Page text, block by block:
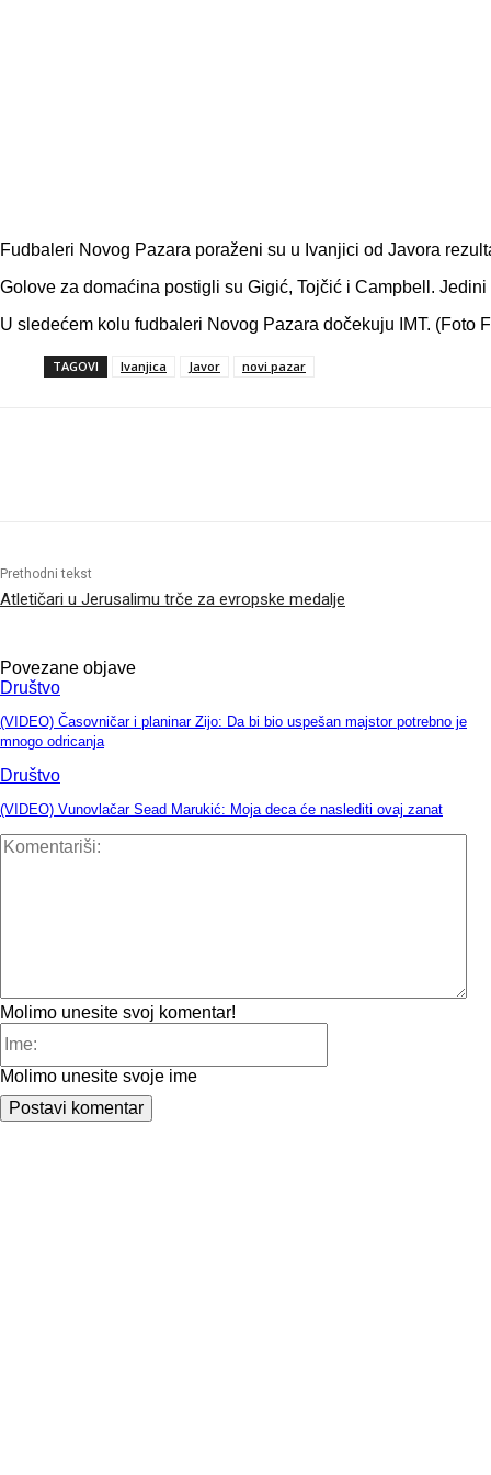
Fudbaleri Novog Pazara poraženi su u Ivanjici od Javora
Golove za domaćina postigli su Gigić, Tojčić i Campbell.
U sledećem kolu fudbaleri Novog Pazara dočekuju IMT. (Foto
TAGOVI Ivanjica Javor novi pazar
Prethodni tekst
Atletičari u Jerusalimu trče za evropske medalje
Povezane objave
Društvo
(VIDEO) Časovničar i planinar Zijo: Da bi bio uspešan majstor potrebno je
mnogo odricanja
Društvo
(VIDEO) Vunovlačar Sead Marukić: Moja deca će naslediti ovaj zanat
Molimo unesite svoj komentar!
Molimo unesite svoje ime